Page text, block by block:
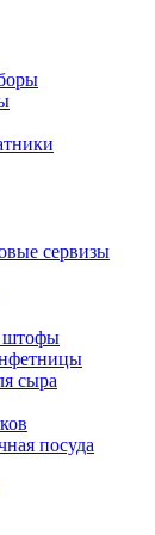
сервизы
штофы
сыра
посуда